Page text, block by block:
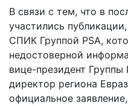
В связи с тем, что в
участились
СПИК Группой PSA,
недостоверной
вице-президент
директор региона
официальное